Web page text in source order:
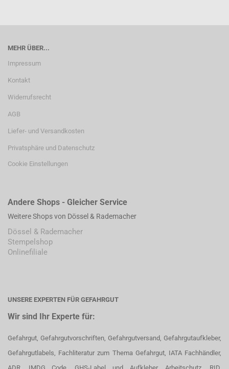
MEHR ÜBER...
Impressum
Kontakt
Widerrufsrecht
AGB
Liefer- und Versandkosten
Privatsphäre und Datenschutz
Cookie Einstellungen
Andere Shops - Gleicher Service
Weitere Shops von Dössel & Rademacher
Dössel & Rademacher
Stempelshop
Onlinefiliale
UNSERE EXPERTEN FÜR GEFAHRGUT
Wir sind Ihr Experte für:
Gefahrgut, Gefahrgutvorschriften, Gefahrgutversand, Gefahrgutaufkleber,
Gefahrgutlabels, Fachliteratur zum Thema Gefahrgut, IATA Fachhändler,